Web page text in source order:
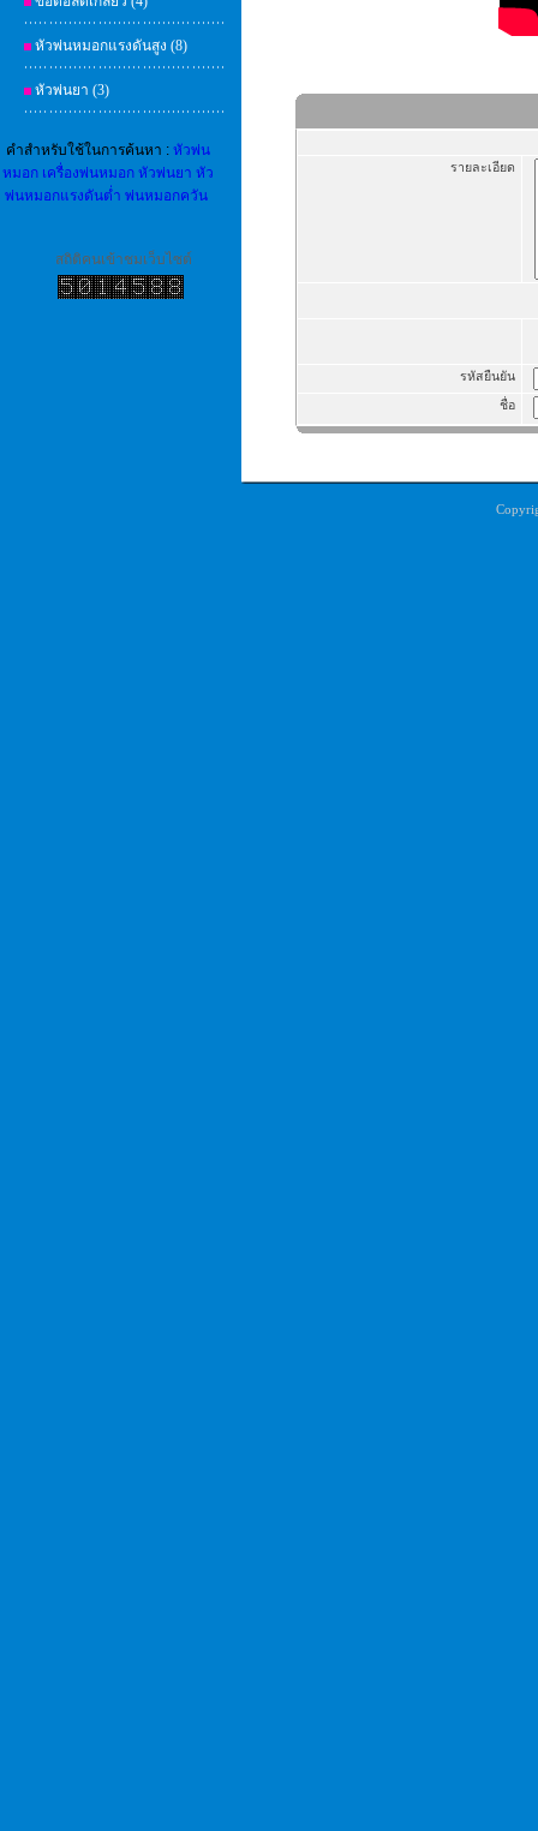
หัวพ่นหมอกแรงดันสูง (8)
หัวพ่นยา (3)
คำสำหรับใช้ในการค้นหา :หัวพ่น
หมอก เครื่องพ่นหมอก หัวพ่นยา หัว
พ่นหมอกแรงดันต่ำ พ่นหมอกควัน
สถิติคนเข้าชมเว็บไซต์
รายละเอียด
รหัสยืนยัน
ชื่อ